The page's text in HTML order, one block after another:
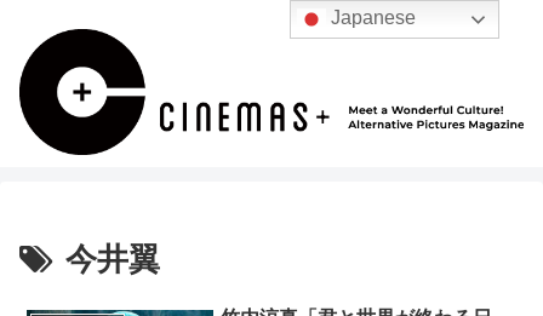
今井翼
Japanese